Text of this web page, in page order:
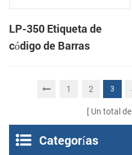
LP-350 Etiqueta de
código de Barras
Impresora Mecanismo
1 2 3
Un total de
Categorías